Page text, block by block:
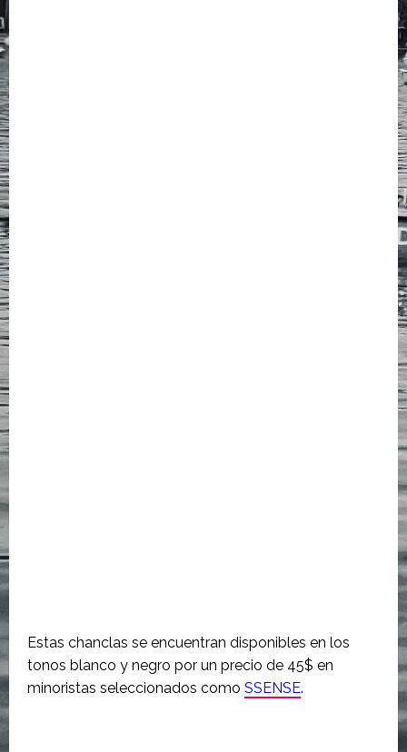
Estas chanclas se encuentran disponibles en los
tonos blanco y negro por un precio de 45$ en
minoristas seleccionados como SSENSE.